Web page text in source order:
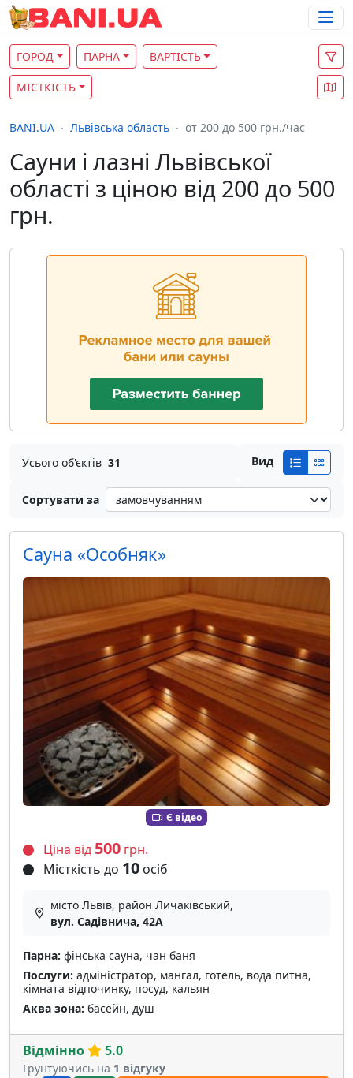
ГОРОД ПАРНА ВАРТІСТЬ
МІСТКІСТЬ
BANI.UA Львівська область от 200 до 500 грн./час
Сауни і лазні Львівської
області з ціною від 200 до 500
грн.
Усього об'єктів 31 Вид
Сортувати за
Є відео
Сауна «Особняк»
Ціна від 500 грн.
Місткість до 10 осіб
місто Львів, район Личаківський,
вул. Садівнича, 42А
Парна: фінська сауна, чан баня
Послуги: адміністратор, мангал, готель, вода питна,
кімната відпочинку, посуд, кальян
Аква зона: басейн, душ
Відмінно 5.0
Грунтуючись на 1 відгуку